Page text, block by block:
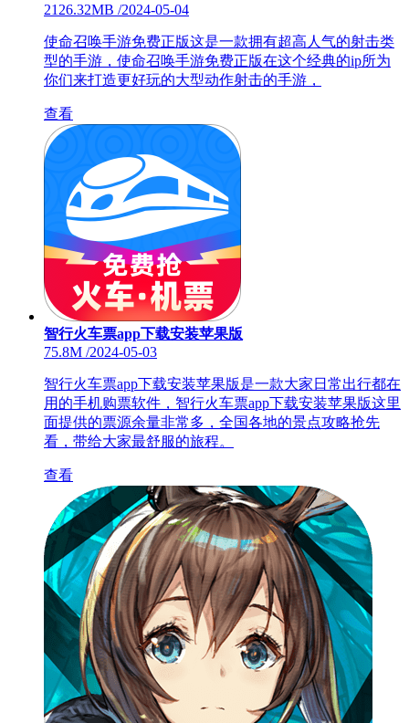
2126.32MB /2024-05-04
使命召唤手游免费正版这是一款拥有超高人气的射击类
型的手游，使命召唤手游免费正版在这个经典的ip所为
你们来打造更好玩的大型动作射击的手游，
查看
智行火车票app下载安装苹果版
75.8M /2024-05-03
智行火车票app下载安装苹果版是一款大家日常出行都在
用的手机购票软件，智行火车票app下载安装苹果版这里
面提供的票源余量非常多，全国各地的景点攻略抢先
看，带给大家最舒服的旅程。
查看